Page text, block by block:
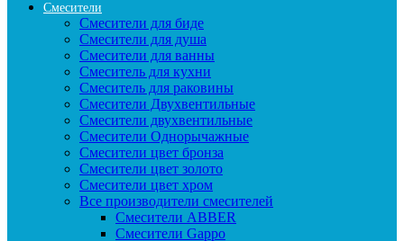
Смесители
Смесители для биде
Смесители для душа
Смесители для ванны
Смеситель для кухни
Смеситель для раковины
Смесители Двухвентильные
Смесители двухвентильные
Смесители Однорычажные
Смесители цвет бронза
Смесители цвет золото
Смесители цвет хром
Все производители смесителей
Cмесители ABBER
Cмесители Gappo